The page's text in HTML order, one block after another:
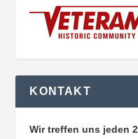
KONTAKT
Wir treffen uns jeden